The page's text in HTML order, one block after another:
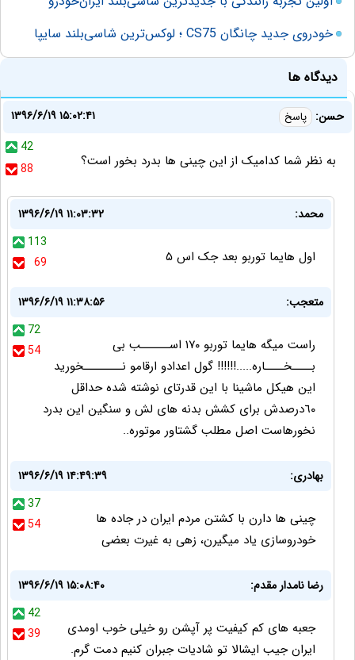
خودروی جدید چانگان CS75 ؛ لوکس‌ترین شاسی‌بلند سایپا
دیدگاه ها
حسن: پاسخ
۱۳۹۶/۶/۱۹ ۱۵:۰۲:۴۱
42
88
به نظر شما کدامیک از این چینی ها بدرد بخور است؟
محمد:
۱۳۹۶/۶/۱۹ ۱۱:۰۳:۳۲
113
69
اول هایما توربو بعد جک اس ۵
متعجب:
۱۳۹۶/۶/۱۹ ۱۱:۳۸:۵۶
72
54
راست ميگه هايما توربو ١٧٠ اســــــب بى
بــــخــــاره.....!!!!!! گول اعدادو ارقامو نــــــــخوريد
اين هيكل ماشينا با اين قدرتاى نوشته شده حداقل
٦٠درصدش براى كشش بدنه هاى لش و سنگين اين بدرد
نخورهاست اصل مطلب گشتاور موتوره..
بهادری:
۱۳۹۶/۶/۱۹ ۱۴:۴۹:۳۹
37
54
چینی ها دارن با کشتن مردم ایران در جاده ها
خودروسازی یاد میگیرن، زهی به غیرت بعضی
رضا نامدار مقدم:
۱۳۹۶/۶/۱۹ ۱۵:۰۸:۴۰
42
39
جعبه های کم کیفیت پر آپشن رو خیلی خوب اومدی
ایران جیب ایشالا تو شادیات جبران کنیم دمت گرم.